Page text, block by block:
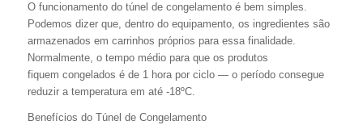
O funcionamento do túnel de congelamento é bem simples.
Podemos dizer que, dentro do equipamento, os ingredientes são
armazenados em carrinhos próprios para essa finalidade.
Normalmente, o tempo médio para que os produtos
fiquem congelados é de 1 hora por ciclo — o período consegue
reduzir a temperatura em até -18ºC.
Benefícios do Túnel de Congelamento